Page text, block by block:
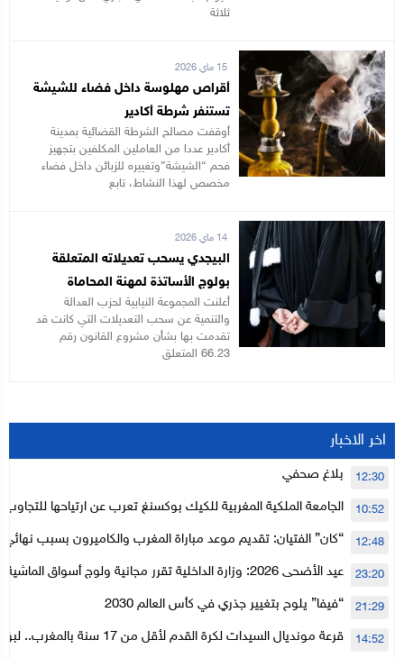
ثلاثة
15 ماي 2026
أقراص مهلوسة داخل فضاء للشيشة
تستنفر شرطة أكادير
أوقفت مصالح الشرطة القضائية بمدينة
أكادير عددا من العاملين المكلفين بتجهيز
فحم “الشيشة”وتغييره للزبائن داخل فضاء
مخصص لهذا النشاط، تابع
14 ماي 2026
البيجدي يسحب تعديلاته المتعلقة
بولوج الأساتذة لمهنة المحاماة
أعلنت المجموعة النيابية لحزب العدالة
والتنمية عن سحب التعديلات التي كانت قد
تقدمت بها بشأن مشروع القانون رقم
66.23 المتعلق
اخر الاخبار
بلاغ صحفي 12:30
الجامعة الملكية المغربية للكيك بوكسنغ تعرب عن ارتياحها
الأعلى للحسابات
10:52
“كان” الفتيان: تقديم موعد مباراة المغرب والكاميرون بسبب نهائي 12:48
عيد الأضحى 2026: وزارة الداخلية تقرر مجانية ولوج أسواق
لتنظيمها
23:20
“فيفا” يلوح بتغيير جذري في كأس العالم 2030 21:29
قرعة مونديال السيدات لكرة القدم لأقل
14:52